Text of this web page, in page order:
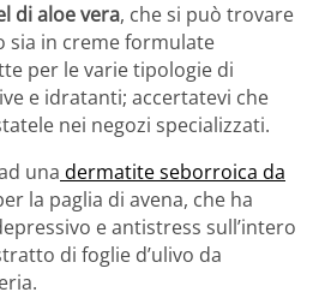
di aloe vera, che si può trovare
sia in creme formulate
per le varie tipologie di
e idratanti; accertatevi che
nei negozi specializzati.
una dermatite seborroica da
la paglia di avena, che ha
e antistress sull’intero
di foglie d’ulivo da